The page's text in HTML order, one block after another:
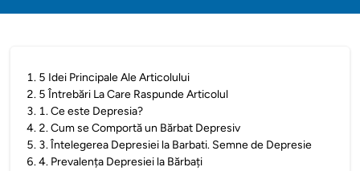
1. 5 Idei Principale Ale Articolului
2. 5 Întrebări La Care Raspunde Articolul
3. 1. Ce este Depresia?
4. 2. Cum se Comportă un Bărbat Depresiv
5. 3. Întelegerea Depresiei la Barbati. Semne de Depresie
6.4. Prevalența Depresiei la Bărbați